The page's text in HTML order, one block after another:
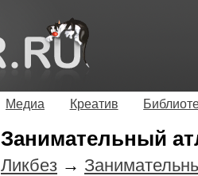
Медиа Креатив
Занимательный
Ликбез →